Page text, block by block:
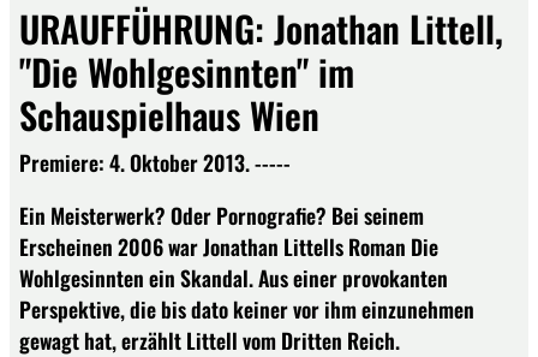
URAUFFÜHRUNG: Jonathan Littell,
"Die Wohlgesinnten" im
Schauspielhaus Wien
Premiere: 4. Oktober 2013. -----
Ein Meisterwerk? Oder Pornografie? Bei seinem
Erscheinen 2006 war Jonathan Littells Roman Die
Wohlgesinnten ein Skandal. Aus einer provokanten
Perspektive, die bis dato keiner vor ihm einzunehmen
gewagt hat, erzählt Littell vom Dritten Reich.